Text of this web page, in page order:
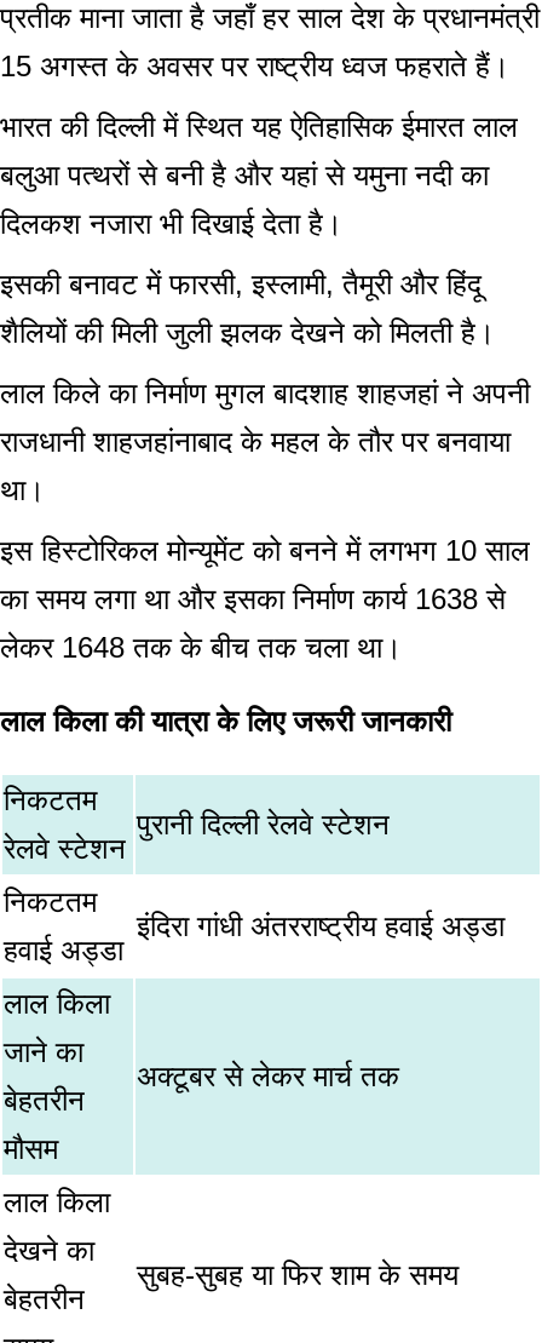
प्रतीक माना जाता है जहाँ हर साल देश के प्रधानमंत्री
15 अगस्त के अवसर पर राष्ट्रीय ध्वज फहराते हैं।
भारत की दिल्ली में स्थित यह ऐतिहासिक ईमारत लाल
बलुआ पत्थरों से बनी है और यहां से यमुना नदी का
दिलकश नजारा भी दिखाई देता है।
इसकी बनावट में फारसी, इस्लामी, तैमूरी और हिंदू
शैलियों की मिली जुली झलक देखने को मिलती है।
लाल किले का निर्माण मुगल बादशाह शाहजहां ने अपनी
राजधानी शाहजहांनाबाद के महल के तौर पर बनवाया
था।
इस हिस्टोरिकल मोन्यूमेंट को बनने में लगभग 10 साल
का समय लगा था और इसका निर्माण कार्य 1638 से
लेकर 1648 तक के बीच तक चला था।
लाल किला की यात्रा के लिए जरूरी जानकारी
निकटतम
रेलवे स्टेशन
पुरानी दिल्ली रेलवे स्टेशन
निकटतम
हवाई अड्डा
इंदिरा गांधी अंतरराष्ट्रीय हवाई अड्डा
लाल किला
जाने का
बेहतरीन
मौसम
अक्टूबर से लेकर मार्च तक
लाल किला
देखने का
बेहतरीन
सुबह-सुबह या फिर शाम के समय